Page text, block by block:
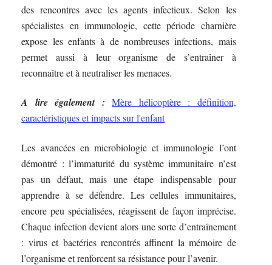
des rencontres avec les agents infectieux. Selon les
spécialistes en immunologie, cette période charnière
expose les enfants à de nombreuses infections, mais
permet aussi à leur organisme de s’entraîner à
reconnaître et à neutraliser les menaces.
A lire également : Mère hélicoptère : définition,
caractéristiques et impacts sur l'enfant
Les avancées en microbiologie et immunologie l’ont
démontré : l’immaturité du système immunitaire n’est
pas un défaut, mais une étape indispensable pour
apprendre à se défendre. Les cellules immunitaires,
encore peu spécialisées, réagissent de façon imprécise.
Chaque infection devient alors une sorte d’entraînement
: virus et bactéries rencontrés affinent la mémoire de
l’organisme et renforcent sa résistance pour l’avenir.